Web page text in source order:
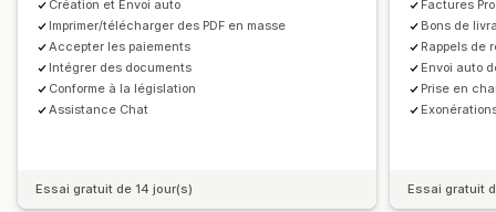
Automatisation des e-mails
Génération de PDF
Impression et exportation
Numérotation séquentielle
Rapports et déclarations
Exportation des données
Création et Envoi auto
Imprimer/télécharger des PDF en masse
Accepter les paiements
Intégrer des documents
Conforme à la législation
Assistance Chat
Essai gratuit de 14 jour(s)
Factures
Bons de
Rappels de
Envoi auto
Prise en
Essai gratuit